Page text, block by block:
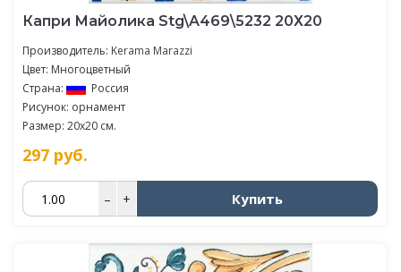
Капри Майолика Stg\A469\5232 20Х20
Производитель: Kerama Marazzi
Цвет: Многоцветный
Страна:
Россия
Рисунок: орнамент
Размер: 20x20 см.
297 руб.
– + Купить